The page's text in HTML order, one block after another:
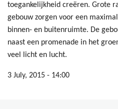
toegankelijkheid creëren. Grote
gebouw zorgen voor een
binnen- en buitenruimte. De
naast een promenade in het
veel licht en lucht.
3 July, 2015 - 14:00